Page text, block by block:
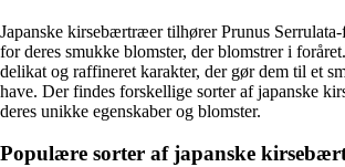
Japanske kirsebærtræer tilhører Prunus
for deres smukke blomster, der blomstrer i
delikat og raffineret karakter, der gør dem til et
have. Der findes forskellige sorter af japanske
deres unikke egenskaber og blomster.
Populære sorter af japanske